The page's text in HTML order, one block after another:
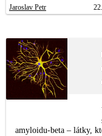
Jaroslav Petr
amyloidu-beta – látky,